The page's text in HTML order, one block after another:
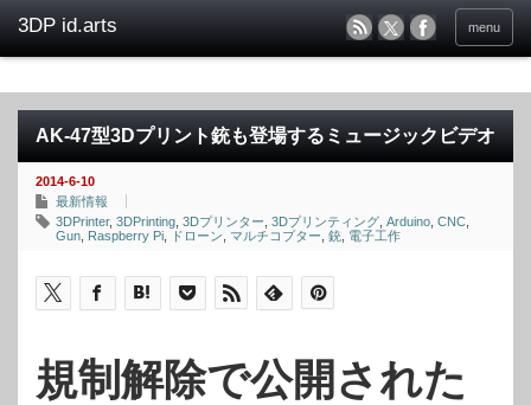
menu
AK-47型3Dプリント銃も登場するミュージックビデオ
2014-6-10
最新情報
3DPrinter, 3DPrinting 3Dプリンター 3Dプリンティング Arduino CNC
Gun Raspberry Pi ドローン マルチコプター 銃 電子工作
規制解除で公開された